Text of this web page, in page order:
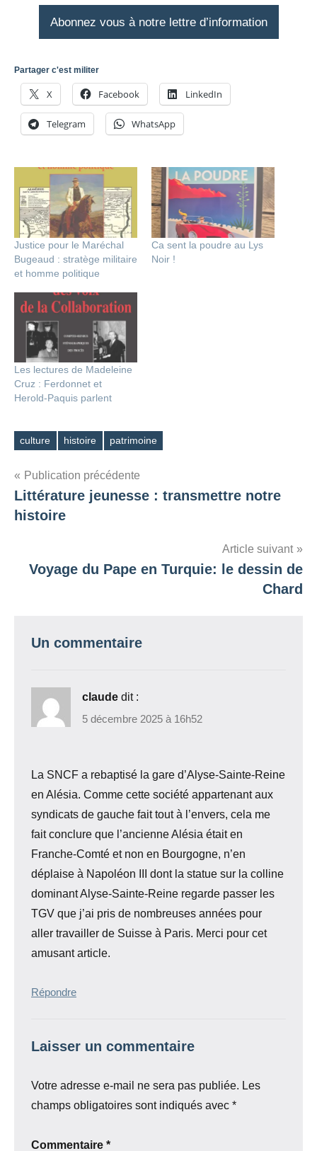
Abonnez vous à notre lettre d’information
Partager c'est militer
X Facebook LinkedIn
Telegram WhatsApp
Justice pour le Maréchal
Bugeaud : stratège militaire
et homme politique
Ca sent la poudre au Lys
Noir !
Les lectures de Madeleine
Cruz : Ferdonnet et
Herold-Paquis parlent
Étiquettes
culture histoire patrimoine
Navigation
de
Publication précédente
Littérature jeunesse : transmettre notre
histoire
Article suivant
Voyage du Pape en Turquie: le dessin de
Chard
Un commentaire
claude dit :
5 décembre 2025 à 16h52
La SNCF a rebaptisé la gare d’Alyse-Sainte-Reine
en Alésia. Comme cette société appartenant aux
syndicats de gauche fait tout à l’envers, cela me
fait conclure que l’ancienne Alésia était en
Franche-Comté et non en Bourgogne, n’en
déplaise à Napoléon III dont la statue sur la colline
dominant Alyse-Sainte-Reine regarde passer les
TGV que j’ai pris de nombreuses années pour
aller travailler de Suisse à Paris. Merci pour cet
amusant article.
Répondre
Laisser un commentaire
Votre adresse e-mail ne sera pas publiée. Les
champs obligatoires sont indiqués avec *
Commentaire *